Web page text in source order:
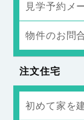
見学予約メ
物件のお問
注文住宅
初めて家を